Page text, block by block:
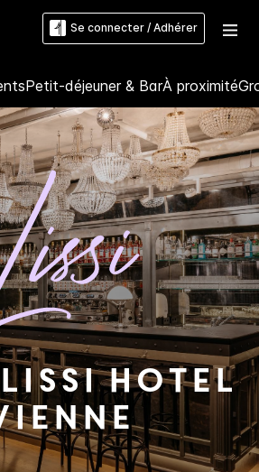
Se connecter / Adhérer
Petit-déjeuner & BarÀ proximité
Hotel